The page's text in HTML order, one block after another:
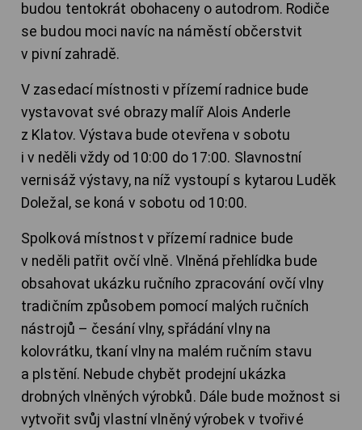
budou tentokrát obohaceny o autodrom. Rodiče
se budou moci navíc na náměstí občerstvit
v pivní zahradě.
V zasedací místnosti v přízemí radnice bude
vystavovat své obrazy malíř Alois Anderle
z Klatov. Výstava bude otevřena v sobotu
i v neděli vždy od 10:00 do 17:00. Slavnostní
vernisáž výstavy, na níž vystoupí s kytarou Luděk
Doležal, se koná v sobotu od 10:00.
Spolková místnost v přízemí radnice bude
v neděli patřit ovčí vlně. Vlněná přehlídka bude
obsahovat ukázku ručního zpracování ovčí vlny
tradičním způsobem pomocí malých ručních
nástrojů – česání vlny, spřádání vlny na
kolovrátku, tkaní vlny na malém ručním stavu
a plstění. Nebude chybět prodejní ukázka
drobných vlněných výrobků. Dále bude možnost si
vytvořit svůj vlastní vlněný výrobek v tvořivé